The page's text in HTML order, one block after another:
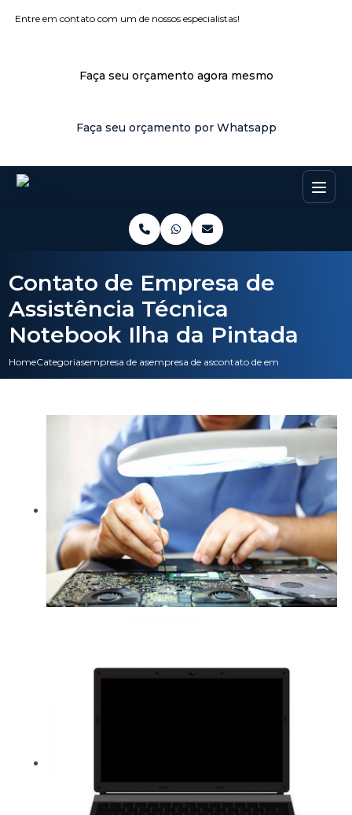
Entre em contato com um de nossos especialistas!
Faça seu orçamento agora mesmo
Faça seu orçamento por Whatsapp
HomeCategoriasempresa de assistencia tecnica
empresa de assistencia tecnica epson
contato de empresa de
Contato de Empresa de
Assistência Técnica
Notebook Ilha da Pintada